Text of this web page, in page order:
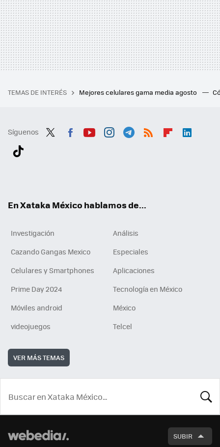
TEMAS DE INTERÉS Mejores celulares gama media agosto
Síguenos
En Xataka México hablamos de...
Investigación
Análisis
Cazando Gangas Mexico
Especiales
Celulares y Smartphones
Aplicaciones
Prime Day 2024
Tecnología en México
Móviles android
México
videojuegos
Telcel
VER MÁS TEMAS
SUBIR